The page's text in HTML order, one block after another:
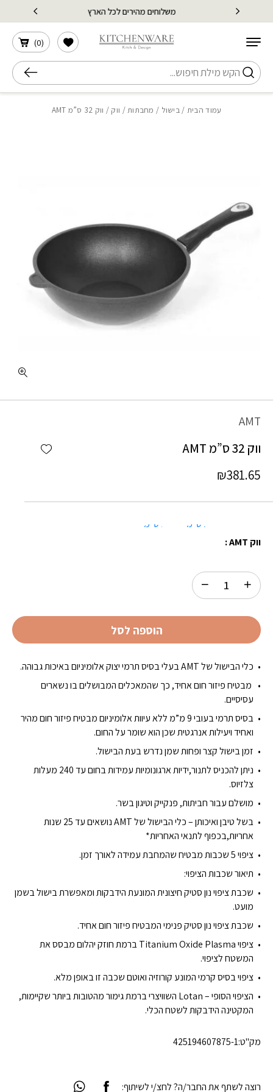
Skip to Content משלוחים מהירים לכל הארץ
חיפוש
(
0
)
הרשימה שלי
עמוד הבית / בישול / מחבתות/ ווק / ווק 32 ס”מ AMT
AMT
wishlist
ווק 32 ס”מ AMT
₪381.65
כלי הבישול של AMT בעלי בסיס תרמי יצוק אלומיניום באיכות גבוהה.
מבטיח פיזור חום אחיד, כך שהמאכלים המבושלים בו נשארים
עסיסיים.
בסיס תרמי בעובי 9 מ”מ ללא עיוות אלומיניום מבטיח פיזור חום מהיר
ואחיד ויעילות אנרגטית שכן הוא שומר על החום.
זמן בישול קצר ופחות שמן נדרש בעת הבישול.
ניתן להכניס לתנור,ידיות ארגונומיות עמידות בחום עד 240 מעלות
צלזיוס.
מושלם עבור חביתות, פנקייק וטיגון בשר.
בשל טיבן ואיכותן – כלי הבישול של AMT נושאים עד 25 שנות
אחריות,בכפוף לתנאי האחריות*
ציפוי 5 שכבות מבטיח שהמחבת עמידה לאורך זמן.
תיאור שכבות הציפוי:
שכבת ציפוי נון סטיק חיצונית המונעת הידבקות ומאפשרת בישול בשמן
מועט.
שכבת ציפוי נון סטיק פנימי המבטיח פיזור חום אחיד.
ציפוי Titanium Oxide Plasma ברמת חוזק יהלום מבסס את
המשטח לציפוי.
ציפוי בסיס קרמי המונע קורוזיה ואוטם שכבה זו באופן מלא.
הציפוי הסופי – Lotan השוויצרי ברמת גימור מהטובות ביותר שקיימות,
המקטינה הידבקות לשטח הכלי.
ווק AMT :
26 ס"מ 28 ס"מ
מק"ט:425194607875-1
הוספה לסל
רוצה לשתף את החבר/ה? לחצ/י לשיתוף:
בחזרה למעלה